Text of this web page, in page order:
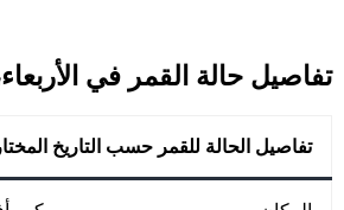
تفاصيل حالة القمر في الأربعاء، 18 يونيو
تفاصيل الحالة للقمر حسب التاريخ المختار